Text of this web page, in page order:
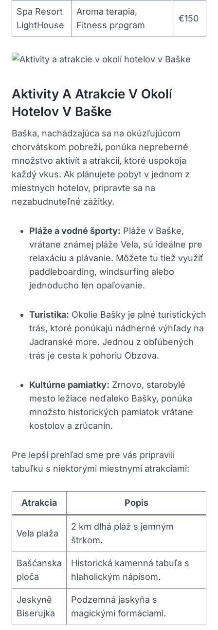
Spa Resort
LightHouse
Aroma terapia,
Fitness program
€150
Aktivity A Atrakcie V Okolí
Hotelov V Baške
Baška, nachádzajúca sa na okúzľujúcom
chorvátskom pobreží, ponúka nepreberné
množstvo aktivít a atrakcií, ktoré uspokoja
každý vkus. Ak plánujete pobyt v jednom z
miestnych hotelov, pripravte sa na
nezabudnuteľné zážitky.
Pláže a vodné športy: Pláže v Baške,
vrátane známej pláže Vela, sú ideálne pre
relaxáciu a plávanie. Môžete tu tiež využiť
paddleboarding, windsurfing alebo
jednoducho len opaľovanie.
Turistika: Okolie Bašky je plné turistických
trás, ktoré ponúkajú nádherné výhľady na
Jadranské more. Jednou z obľúbených
trás je cesta k pohoriu Obzova.
Kultúrne pamiatky: Zrnovo, starobylé
mesto ležiace neďaleko Bašky, ponúka
množsto historických pamiatok vrátane
kostolov a zrúcanín.
Pre lepší prehľad sme pre vás pripravili
tabuľku s niektorými miestnymi atrakciami:
Atrakcia Popis
Vela plaža
2 km dlhá pláž s jemným
štrkom.
Bašćanska
ploča
Historická kamenná tabuľa s
hlaholickým nápisom.
Jeskyně
Biserujka
Podzemná jaskyňa s
magickými formáciami.